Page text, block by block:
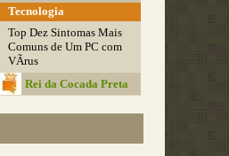
Tecnologia
Top Dez Sintomas Mais
Comuns de Um PC com
VÃ­rus
Rei da Cocada Preta